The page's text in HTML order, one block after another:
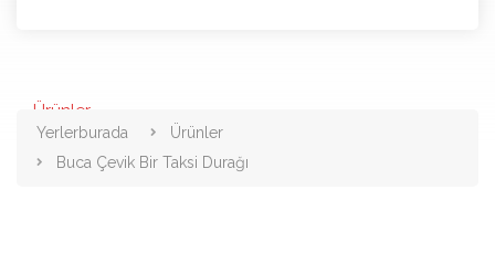
Ürünler
Yerlerburada
Ürünler
Buca Çevik Bir Taksi Durağı